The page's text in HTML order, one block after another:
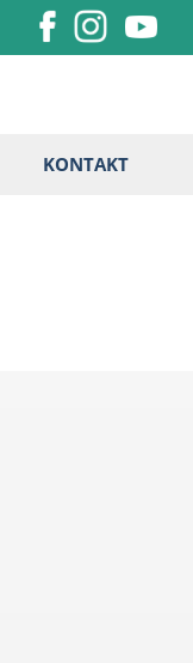
KONTAKT